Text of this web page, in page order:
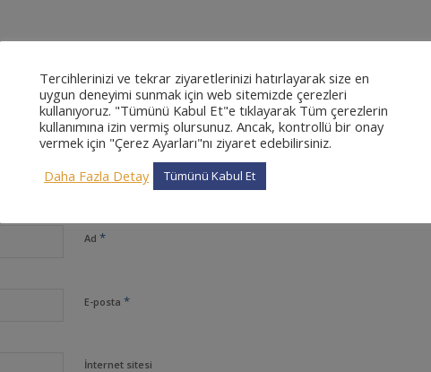
0
CEVAPLAR
Ad *
E-posta *
İnternet sitesi
Tercihlerinizi ve tekrar ziyaretlerinizi hatırlayarak size en
uygun deneyimi sunmak için web sitemizde çerezleri
kullanıyoruz. "Tümünü Kabul Et"e tıklayarak Tüm çerezlerin
kullanımına izin vermiş olursunuz. Ancak, kontrollü bir onay
vermek için "Çerez Ayarları"nı ziyaret edebilirsiniz.
Daha Fazla Detay
Tümünü Kabul Et